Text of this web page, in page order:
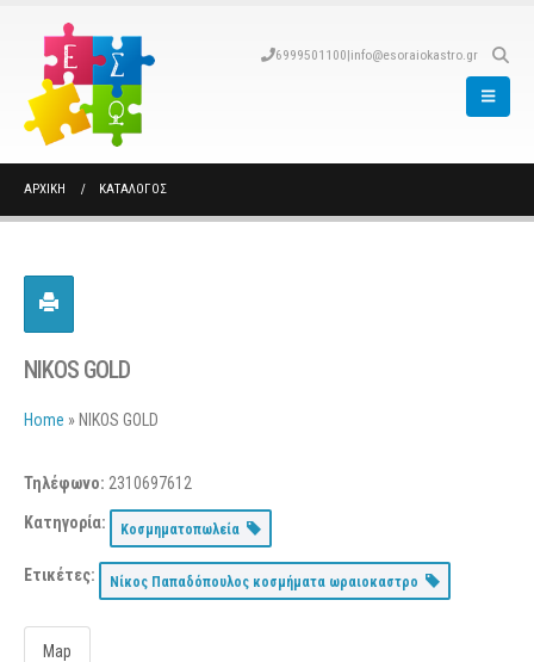
6999501100|info@esoraiokastro.gr
ΑΡΧΙΚΉ ΚΑΤΆΛΟΓΟΣ
NIKOS GOLD
Home » NIKOS GOLD
Τηλέφωνο: 2310697612
Κατηγορία: Κοσμηματοπωλεία
Ετικέτες: Νίκος Παπαδόπουλος κοσμήματα ωραιοκαστρο
Map